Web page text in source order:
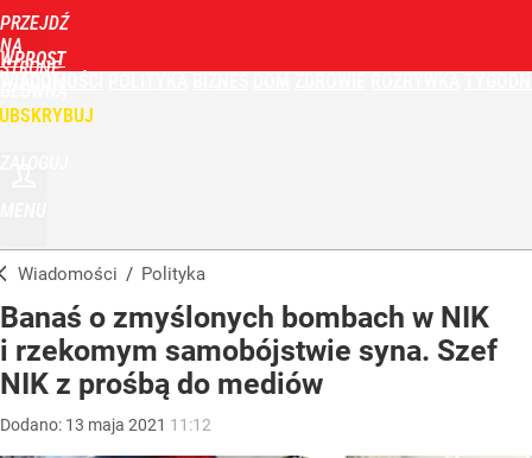
PRZEJDŹ
NA
STRONĘ
WPROST
Wiadomości / Polityka
Banaś o zmyślonych bombach w NIK
i rzekomym samobójstwie syna. Szef
NIK z prośbą do mediów
Dodano: 13 maja 2021 11:12